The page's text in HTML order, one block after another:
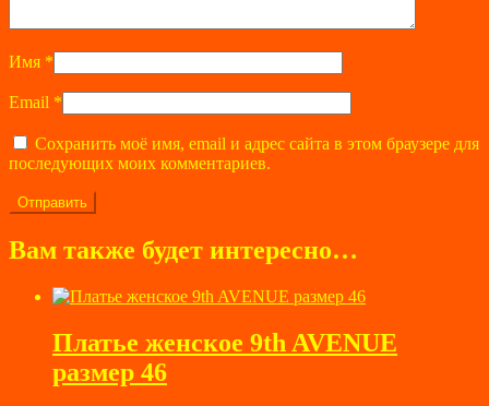
Имя *
Email *
Сохранить моё имя, email и адрес сайта в этом браузере для
последующих моих комментариев.
Вам также будет интересно…
Платье женское 9th AVENUE
размер 46